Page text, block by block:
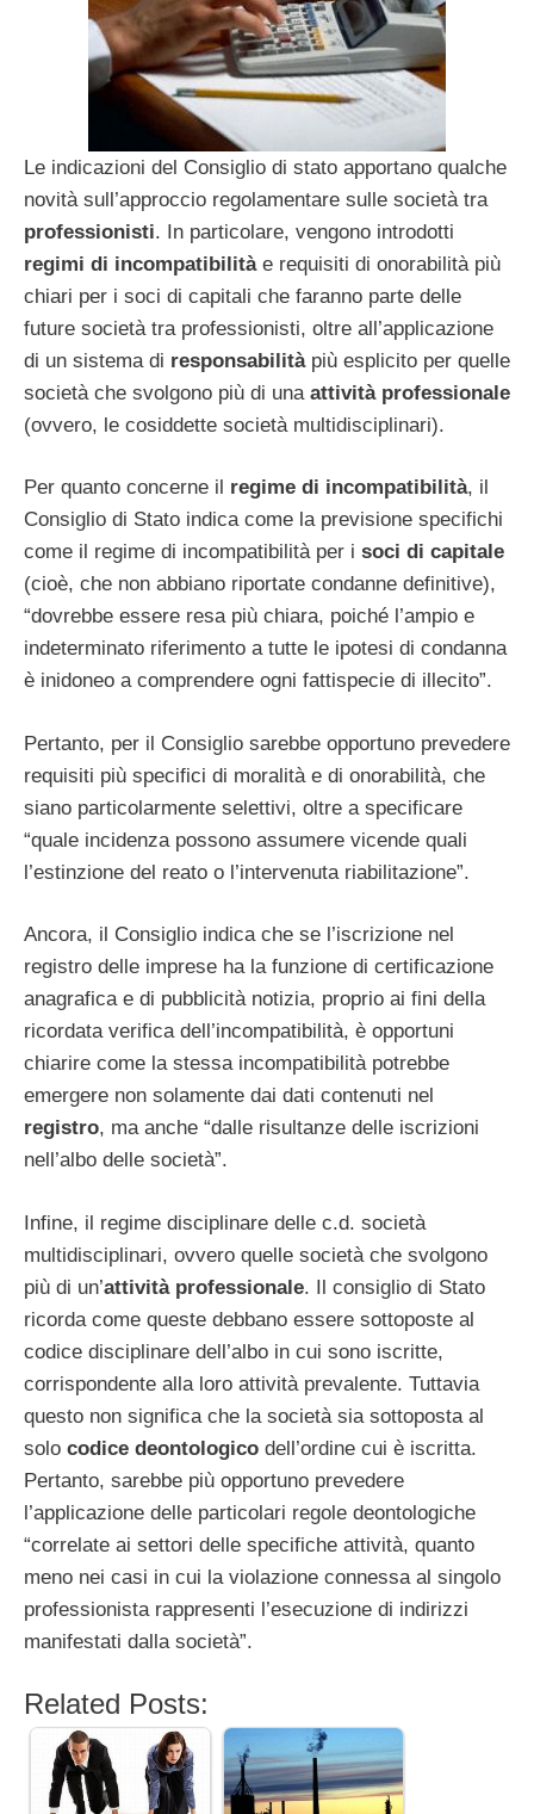
Le indicazioni del Consiglio di stato apportano qualche
novità sull’approccio regolamentare sulle società tra
professionisti. In particolare, vengono introdotti
regimi di incompatibilitàe requisiti di onorabilità più
chiari per i soci di capitali che faranno parte delle
future società tra professionisti, oltre all’applicazione
di un sistema di responsabilitàpiù esplicito per quelle
società che svolgono più di una attività professionale
(ovvero, le cosiddette società multidisciplinari).
Per quanto concerne il regime di incompatibilità, il
Consiglio di Stato indica come la previsione specifichi
come il regime di incompatibilità per i soci di capitale
(cioè, che non abbiano riportate condanne definitive),
“dovrebbe essere resa più chiara, poiché l’ampio e
indeterminato riferimento a tutte le ipotesi di condanna
è inidoneo a comprendere ogni fattispecie di illecito”.
Pertanto, per il Consiglio sarebbe opportuno prevedere
requisiti più specifici di moralità e di onorabilità, che
siano particolarmente selettivi, oltre a specificare
“quale incidenza possono assumere vicende quali
l’estinzione del reato o l’intervenuta riabilitazione”.
Ancora, il Consiglio indica che se l’iscrizione nel
registro delle imprese ha la funzione di certificazione
anagrafica e di pubblicità notizia, proprio ai fini della
ricordata verifica dell’incompatibilità, è opportuni
chiarire come la stessa incompatibilità potrebbe
emergere non solamente dai dati contenuti nel
registro, ma anche “dalle risultanze delle iscrizioni
nell’albo delle società”.
Infine, il regime disciplinare delle c.d. società
multidisciplinari, ovvero quelle società che svolgono
più di un’attività professionale. Il consiglio di Stato
ricorda come queste debbano essere sottoposte al
codice disciplinare dell’albo in cui sono iscritte,
corrispondente alla loro attività prevalente. Tuttavia
questo non significa che la società sia sottoposta al
solo codice deontologico dell’ordine cui è iscritta.
Pertanto, sarebbe più opportuno prevedere
l’applicazione delle particolari regole deontologiche
“correlate ai settori delle specifiche attività, quanto
meno nei casi in cui la violazione connessa al singolo
professionista rappresenti l’esecuzione di indirizzi
manifestati dalla società”.
Related Posts: